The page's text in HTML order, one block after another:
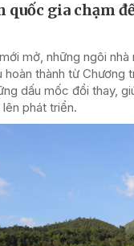
quốc gia chạm
mở, những ngôi nhà
thành từ Chương
dấu mốc đổi thay,
phát triển.